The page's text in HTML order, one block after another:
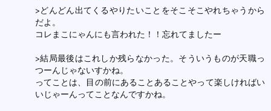
>どんどん出てくるやりたいことをそこそこやれちゃうから
だよ。
コレまこにゃんにも言われた！！忘れてましたー
>結局最後はこれしか残らなかった。そういうものが天職っ
つーんじゃないすかね。
ってことは、目の前にあることあることやって楽しければい
いじゃーんってことなんですかね。